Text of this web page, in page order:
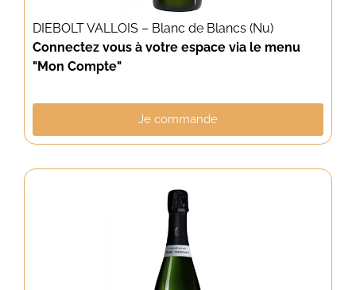
DIEBOLT VALLOIS – Blanc de Blancs (Nu)
Connectez vous à votre espace via le menu
"Mon Compte"
Je commande